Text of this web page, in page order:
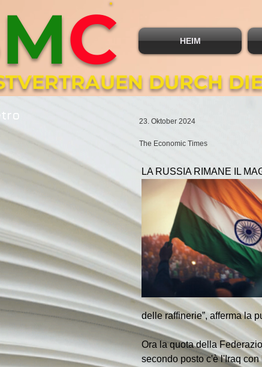
DURCH
MC HEIM
23. Oktober 2024
The Economic Times
LA RUSSIA RIMANE IL
delle raffinerie”, afferma la
Ora la quota della
secondo posto c'è l'Iraq